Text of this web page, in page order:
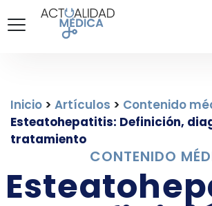
Inicio > Artículos > Contenido
Esteatohepatitis: Definición,
tratamiento
CONTENIDO